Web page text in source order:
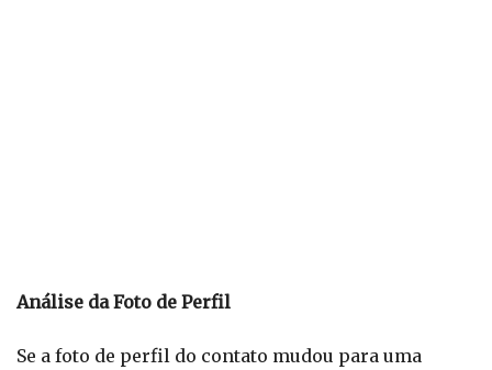
Análise da Foto de Perfil
Se a foto de perfil do contato mudou para uma